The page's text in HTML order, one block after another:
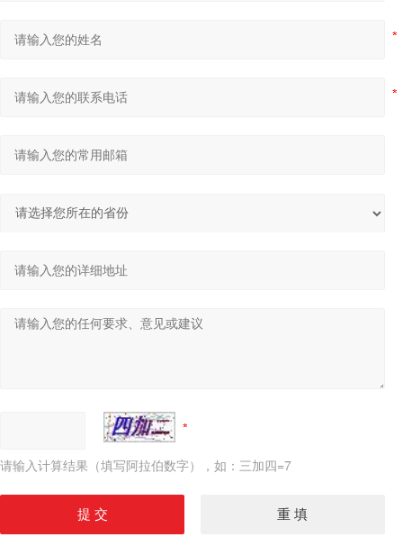
请输入计算结果（填写阿拉伯数字），如：三加四=7